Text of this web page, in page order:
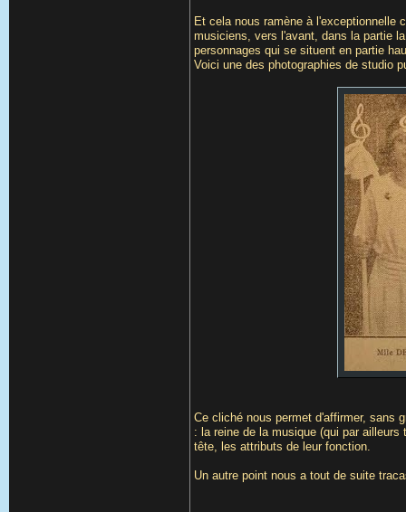
Et cela nous ramène à l'exceptionnelle
musiciens, vers l'avant, dans la partie
personnages qui se situent en partie
Voici une des photographies de studio
Ce cliché nous permet d'affirmer, sans
: la reine de la musique (qui par
tête, les attributs de leur fonction.
Un autre point nous a tout de suite